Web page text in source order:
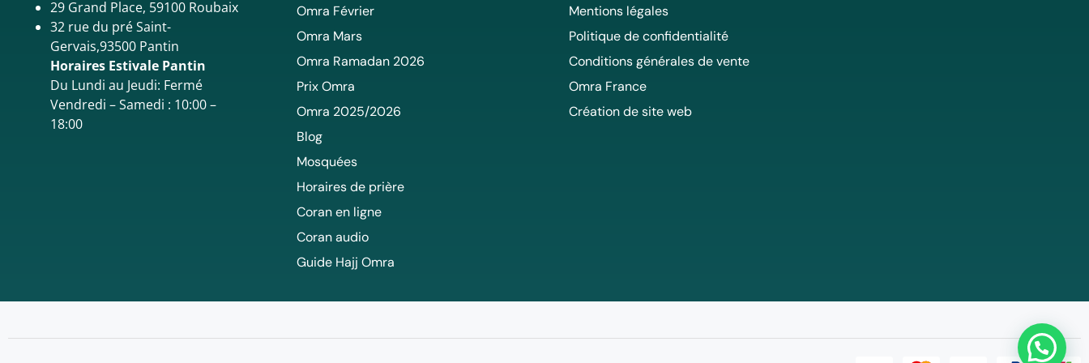
29 Grand Place, 59100 Roubaix
32 rue du pré Saint-
Gervais,93500 Pantin
Horaires Estivale Pantin
Du Lundi au Jeudi: Fermé
Vendredi – Samedi : 10:00 –
18:00
Omra Février
Omra Mars
Omra Ramadan 2026
Prix Omra
Omra 2025/2026
Blog
Mosquées
Horaires de prière
Coran en ligne
Coran audio
Guide Hajj Omra
Mentions légales
Politique de confidentialité
Conditions générales de vente
Omra France
Création de site web